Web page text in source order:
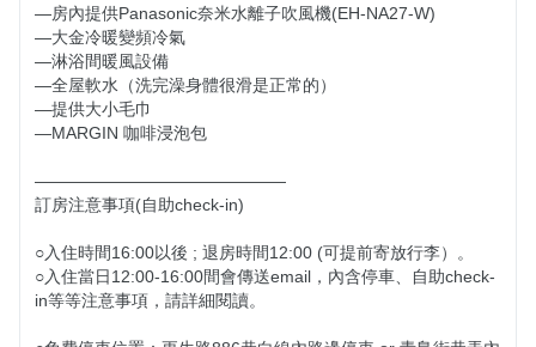
—房內提供Panasonic奈米水離子吹風機(EH-NA27-W)
—大金冷暖變頻冷氣
—淋浴間暖風設備
—全屋軟水（洗完澡身體很滑是正常的）
—提供大小毛巾
—MARGIN 咖啡浸泡包
———————————————
訂房注意事項(自助check-in)
○入住時間16:00以後 ; 退房時間12:00 (可提前寄放行李）。
○入住當日12:00-16:00間會傳送email，內含停車、自助check-
in等等注意事項，請詳細閱讀。